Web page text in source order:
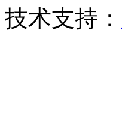
技术支持：